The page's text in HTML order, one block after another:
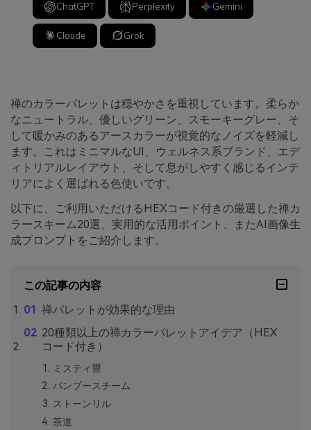
ChatGPT Perplexity Gemini
Claude Grok
禅のカラーパレットは穏やかさを重視しています。柔らか
なニュートラル、優しいグリーン、スモーキーグレー、そ
して暖かみのあるアースカラーが視覚的なノイズを軽減し
ます。これはミニマルなUI、ウェルネス系ブランド、エデ
ィトリアルレイアウト、そして息がしやすく感じるインテ
リアによく選ばれる色使いです。
以下に、ご利用いただけるHEXコード付きの厳選した禅カ
ラースキーム20選、実用的な活用ポイント、またAI画像生
成プロンプトをご紹介します。
この記事の内容
禅パレットが効果的な理由
20種類以上の禅カラーパレットアイデア（HEX
コード付き）
ミスティ畳
バンブースチーム
ストーンリル
茶道